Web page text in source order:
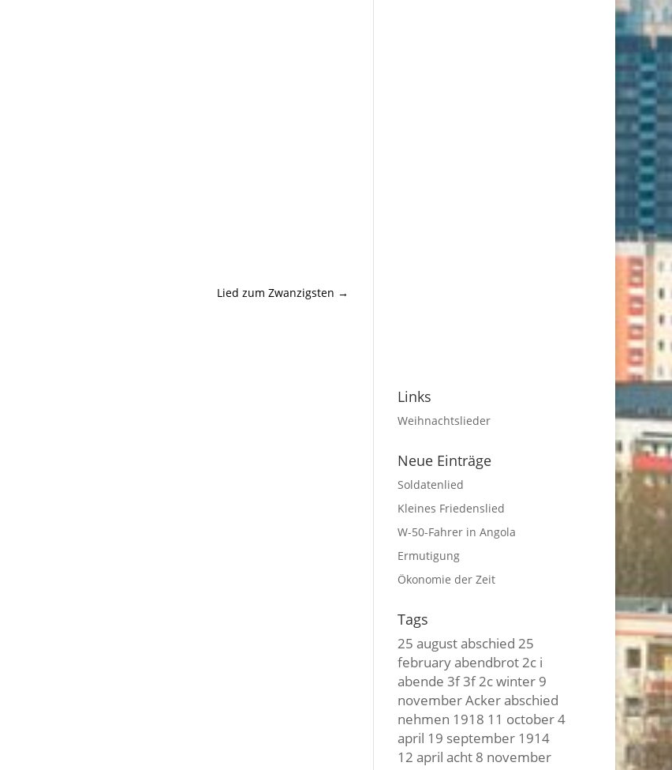
Lied zum Zwanzigsten →
Links
Weihnachtslieder
Neue Einträge
Soldatenlied
Kleines Friedenslied
W-50-Fahrer in Angola
Ermutigung
Ökonomie der Zeit
Tags
25 augustabschied 25
februaryabendbrot2c i
abende 3f 3f2c winter 9
novemberAckerabschied
nehmen 1918 11 october4
april 19 september 1914
12 april acht 8 november